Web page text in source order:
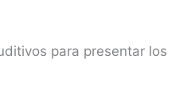
para presentar los